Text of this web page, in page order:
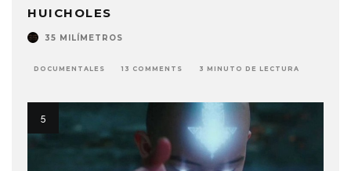
HUICHOLES
35 MILÍMETROS
DOCUMENTALES 13 COMMENTS 3 MINUTO DE LECTURA